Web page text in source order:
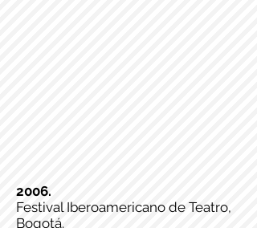
2006.
Festival Iberoamericano de Teatro,
Bogotá.